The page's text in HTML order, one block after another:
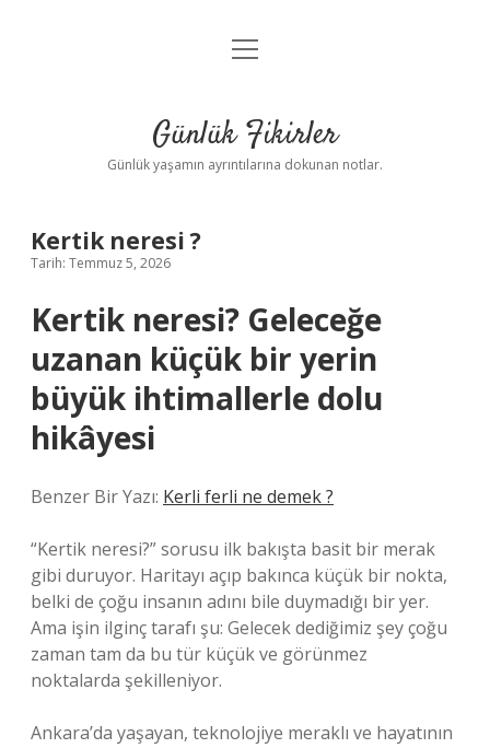
Anasayfa
Yasal Uyarı
menüyü
Günlük Fikirler
Günlük yaşamın ayrıntılarına dokunan notlar.
Kertik neresi ?
Tarih: Temmuz 5, 2026
Kertik neresi? Geleceğe
uzanan küçük bir yerin
büyük ihtimallerle dolu
hikâyesi
Benzer Bir Yazı: Kerli ferli ne demek ?
“Kertik neresi?” sorusu ilk bakışta basit bir merak
gibi duruyor. Haritayı açıp bakınca küçük bir nokta,
belki de çoğu insanın adını bile duymadığı bir yer.
Ama işin ilginç tarafı şu: Gelecek dediğimiz şey çoğu
zaman tam da bu tür küçük ve görünmez
noktalarda şekilleniyor.
Ankara’da yaşayan, teknolojiye meraklı ve hayatının